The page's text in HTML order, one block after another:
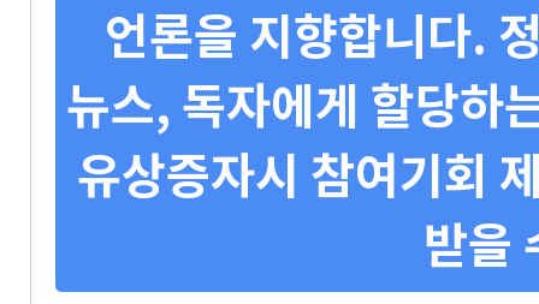
언론을 지향합니다.
뉴스, 독자에게 할당하
유상증자시 참여기회
받을